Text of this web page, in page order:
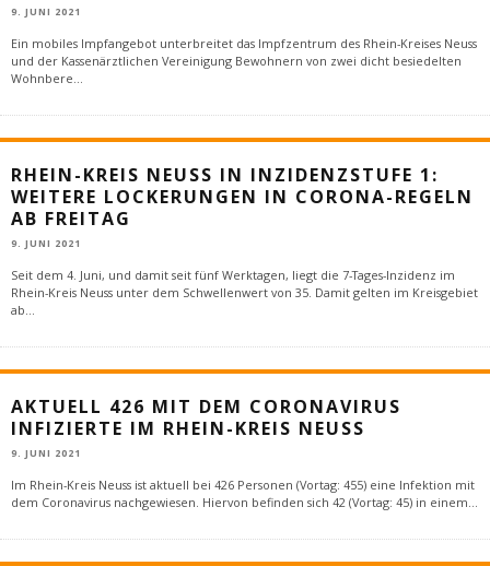
9. JUNI 2021
Ein mobiles Impfangebot unterbreitet das Impfzentrum des Rhein-Kreises Neuss
und der Kassenärztlichen Vereinigung Bewohnern von zwei dicht besiedelten
Wohnbere...
RHEIN-KREIS NEUSS IN INZIDENZSTUFE 1:
WEITERE LOCKERUNGEN IN CORONA-REGELN
AB FREITAG
9. JUNI 2021
Seit dem 4. Juni, und damit seit fünf Werktagen, liegt die 7-Tages-Inzidenz im
Rhein-Kreis Neuss unter dem Schwellenwert von 35. Damit gelten im Kreisgebiet
ab...
AKTUELL 426 MIT DEM CORONAVIRUS
INFIZIERTE IM RHEIN-KREIS NEUSS
9. JUNI 2021
Im Rhein-Kreis Neuss ist aktuell bei 426 Personen (Vortag: 455) eine Infektion mit
dem Coronavirus nachgewiesen. Hiervon befinden sich 42 (Vortag: 45) in einem...